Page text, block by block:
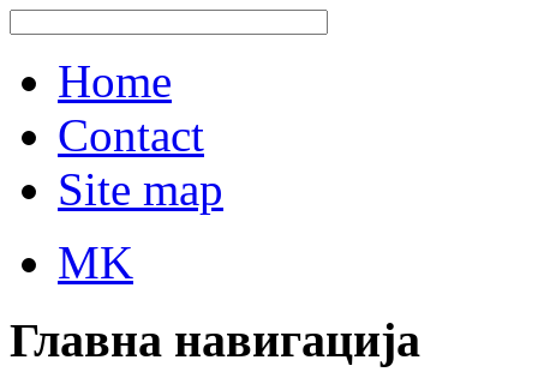
Home
Contact
Site map
MK
Главна навигација